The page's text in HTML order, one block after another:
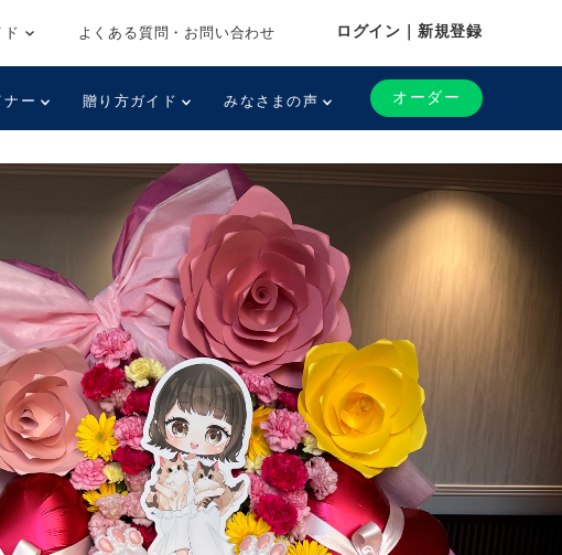
ド よくある質問・お問い合わせ ログイン｜新規登録
ナー 贈り方ガイド みなさまの声 オーダー